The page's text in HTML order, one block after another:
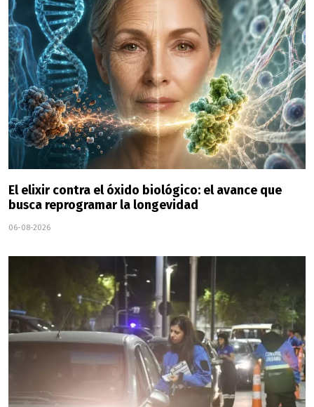
El elixir contra el óxido biológico: el avance que
busca reprogramar la longevidad
06-08-2026